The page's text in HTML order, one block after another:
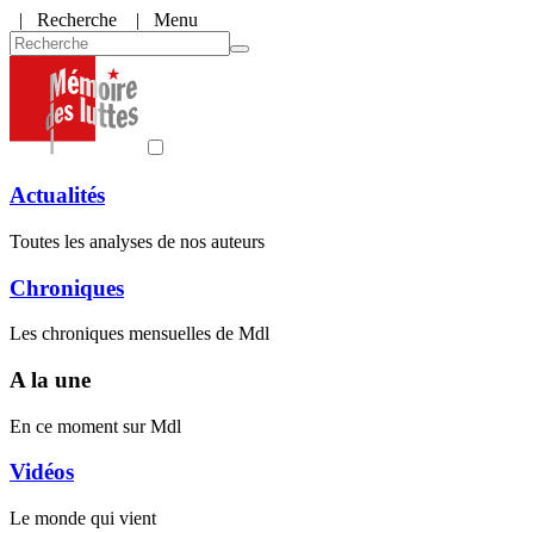
| Recherche | Menu
Actualités
Toutes les analyses de nos auteurs
Chroniques
Les chroniques mensuelles de Mdl
A la une
En ce moment sur Mdl
Vidéos
Le monde qui vient